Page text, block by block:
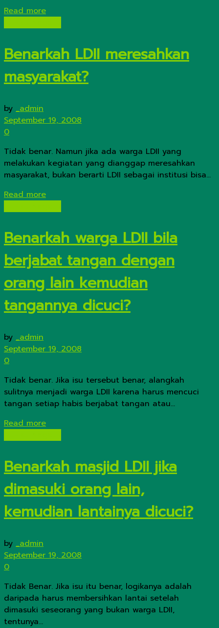
Read moreDetails
Benarkah LDII meresahkan
masyarakat?
by _admin
September 19, 2008
0
Tidak benar. Namun jika ada warga LDII yang
melakukan kegiatan yang dianggap meresahkan
masyarakat, bukan berarti LDII sebagai institusi bisa...
Read moreDetails
Benarkah warga LDII bila
berjabat tangan dengan
orang lain kemudian
tangannya dicuci?
by _admin
September 19, 2008
0
Tidak benar. Jika isu tersebut benar, alangkah
sulitnya menjadi warga LDII karena harus mencuci
tangan setiap habis berjabat tangan atau...
Read moreDetails
Benarkah masjid LDII jika
dimasuki orang lain,
kemudian lantainya dicuci?
by _admin
September 19, 2008
0
Tidak Benar. Jika isu itu benar, logikanya adalah
daripada harus membersihkan lantai setelah
dimasuki seseorang yang bukan warga LDII,
tentunya...